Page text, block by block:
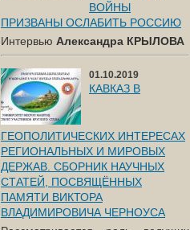
ВОЙНЫ
ПРИЗВАНЫ ОСЛАБИТЬ РОССИЮ
Интервью Александра КРЫЛОВА
01.10.2019
КАВКАЗ В
ГЕОПОЛИТИЧЕСКИХ ИНТЕРЕСАХ
РЕГИОНАЛЬНЫХ И МИРОВЫХ
ДЕРЖАВ. СБОРНИК НАУЧНЫХ
СТАТЕЙ, ПОСВЯЩЁННЫХ
ПАМЯТИ ВИКТОРА
ВЛАДИМИРОВИЧА ЧЕРНОУСА